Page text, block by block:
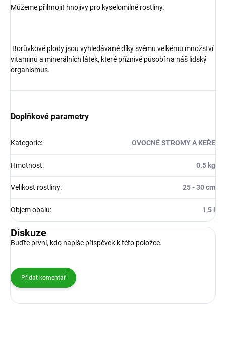
Můžeme přihnojit hnojivy pro kyselomilné rostliny.
Borůvkové plody jsou vyhledávané díky svému velkému množství
vitaminů a minerálních látek, které příznivě působí na náš lidský
organismus.
Doplňkové parametry
Kategorie: OVOCNÉ STROMY A KEŘE
Hmotnost: 0.5 kg
Velikost rostliny: 25 - 30 cm
Objem obalu: 1,5 l
Diskuze
Buďte první, kdo napíše příspěvek k této položce.
Přidat komentář